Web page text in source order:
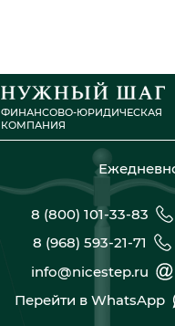
ФИНАНСОВО-ЮРИДИЧЕСКАЯ
КОМПАНИЯ
8 (800) 101-33-83
8 (968) 593-21-71
info@nicestep.ru
Перейти в WhatsApp